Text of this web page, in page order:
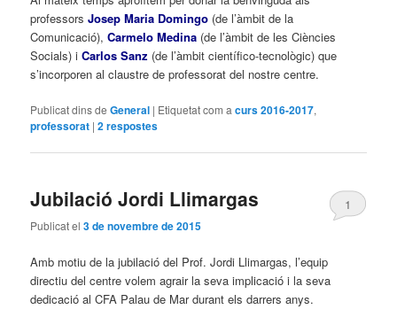
professorsJosep Maria Domingo (de l’àmbit de la
Comunicació),Carmelo Medina (de l’àmbit de les Ciències
Socials) iCarlos Sanz (de l’àmbit científico-tecnològic) que
s’incorporen al claustre de professorat del nostre centre.
Publicat dins de General | Etiquetat com a curs 2016-2017,
professorat |2respostes
Jubilació Jordi Llimargas
Publicat el3 de novembre de 2015
1
Amb motiu de la jubilació del Prof. Jordi Llimargas, l’equip
directiu del centre volem agrair la seva implicació i la seva
dedicació al CFA Palau de Mar durant els darrers anys.